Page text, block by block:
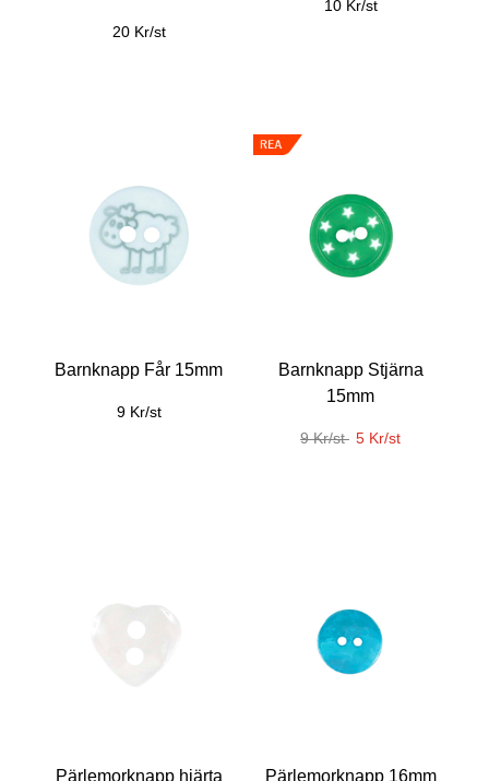
20 Kr/st
10 Kr/st
Barnknapp Får 15mm
9 Kr/st
Barnknapp Stjärna
15mm
9 Kr/st 5 Kr/st
Pärlemorknapp hjärta Pärlemorknapp 16mm